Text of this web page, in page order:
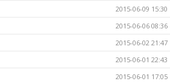
2015-06-09 15:30
2015-06-06 08:36
2015-06-02 21:47
2015-06-01 22:43
2015-06-01 17:05